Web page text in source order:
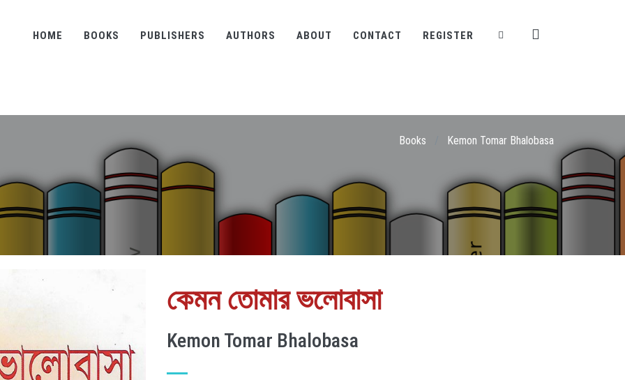
HOME BOOKS PUBLISHERS AUTHORS ABOUT CONTACT REGISTER
Books Kemon Tomar Bhalobasa
কেমন তোমার ভলোবাসা
Kemon Tomar Bhalobasa